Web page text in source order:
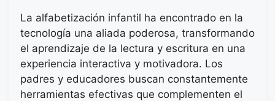
La alfabetización infantil ha encontrado en la
tecnología una aliada poderosa, transformando
el aprendizaje de la lectura y escritura en una
experiencia interactiva y motivadora. Los
padres y educadores buscan constantemente
herramientas efectivas que complementen el